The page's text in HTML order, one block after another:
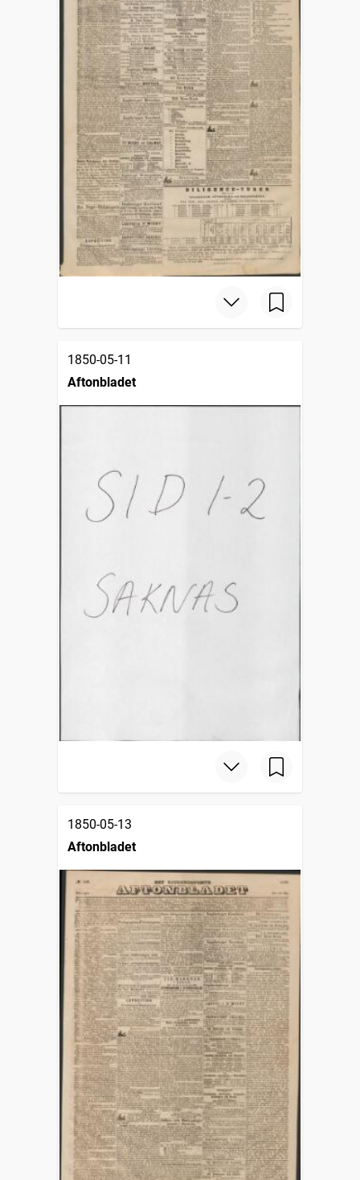
1850-05-11
Aftonbladet
1850-05-13
Aftonbladet